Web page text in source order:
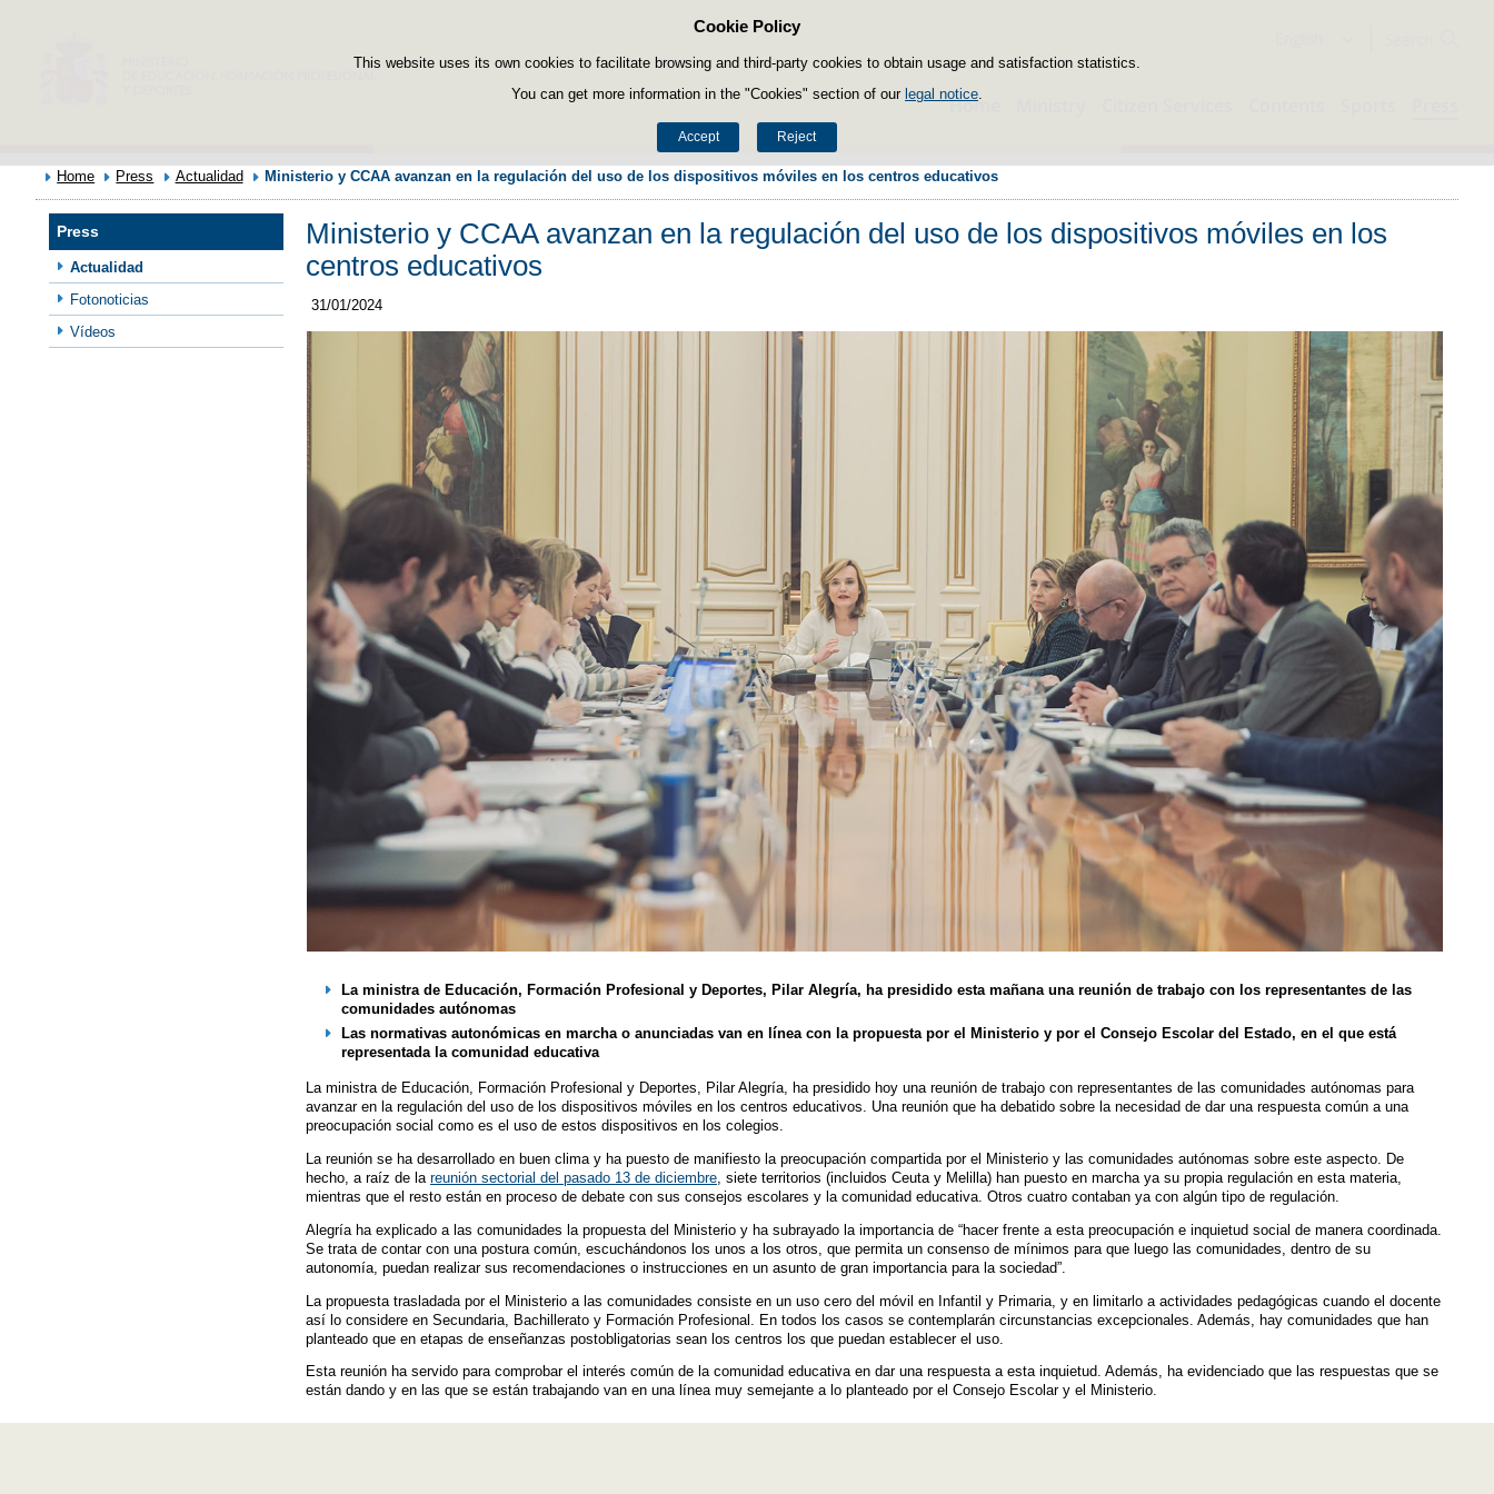
Cookie Policy
This website uses its own cookies to facilitate browsing and third-party cookies to obtain usage and satisfaction statistics.
You can get more information in the "Cookies" section of our legal notice
Accept Reject
Skip to content
Home
Home Press Actualidad Ministerio y CCAA avanzan en la regulación del uso de los dispositivos móviles en los centros educativos
Press
Actualidad
Fotonoticias
Vídeos
Ministerio y CCAA avanzan en la regulación del uso de los dispositivos móviles en los
centros educativos
31/01/2024
La ministra de Educación, Formación Profesional y Deportes, Pilar Alegría, ha presidido esta mañana una reunión de trabajo con los representantes de las
comunidades autónomas
Las normativas autonómicas en marcha o anunciadas van en línea con la propuesta por el Ministerio y por el Consejo Escolar del Estado, en el que está
representada la comunidad educativa
La ministra de Educación, Formación Profesional y Deportes, Pilar Alegría, ha presidido hoy una reunión de trabajo con representantes de las comunidades autónomas para
avanzar en la regulación del uso de los dispositivos móviles en los centros educativos. Una reunión que ha debatido sobre la necesidad de dar una respuesta común a una
preocupación social como es el uso de estos dispositivos en los colegios.
La reunión se ha desarrollado en buen clima y ha puesto de manifiesto la preocupación compartida por el Ministerio y las comunidades autónomas sobre este aspecto. De
hecho, a raíz de la reunión sectorial del pasado 13 de diciembre , siete territorios (incluidos Ceuta y Melilla) han puesto en marcha ya su propia regulación en esta materia,
mientras que el resto están en proceso de debate con sus consejos escolares y la comunidad educativa. Otros cuatro contaban ya con algún tipo de regulación.
Alegría ha explicado a las comunidades la propuesta del Ministerio y ha subrayado la importancia de “hacer frente a esta preocupación e inquietud social de manera coordinada.
Se trata de contar con una postura común, escuchándonos los unos a los otros, que permita un consenso de mínimos para que luego las comunidades, dentro de su
autonomía, puedan realizar sus recomendaciones o instrucciones en un asunto de gran importancia para la sociedad”.
La propuesta trasladada por el Ministerio a las comunidades consiste en un uso cero del móvil en Infantil y Primaria, y en limitarlo a actividades pedagógicas cuando el docente
así lo considere en Secundaria, Bachillerato y Formación Profesional. En todos los casos se contemplarán circunstancias excepcionales. Además, hay comunidades que han
planteado que en etapas de enseñanzas postobligatorias sean los centros los que puedan establecer el uso.
Esta reunión ha servido para comprobar el interés común de la comunidad educativa en dar una respuesta a esta inquietud. Además, ha evidenciado que las respuestas que se
están dando y en las que se están trabajando van en una línea muy semejante a lo planteado por el Consejo Escolar y el Ministerio.